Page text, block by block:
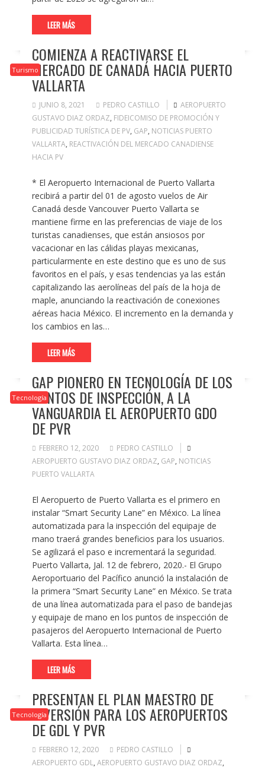
LEER MÁS
Turismo
COMIENZA A REACTIVARSE EL
MERCADO DE CANADÁ HACIA PUERTO
VALLARTA
JUNIO 8, 2021 PEDRO CASTILLO
AEROPUERTO
GUSTAVO DIAZ ORDAZ, FIDEICOMISO DE PROMOCIÓN Y
PUBLICIDAD TURÍSTICA DE PV, GAP, NOTICIAS PUERTO
VALLARTA, REACTIVACIÓN DEL MERCADO CANADIENSE
HACIA PV
* El Aeropuerto Internacional de Puerto Vallarta
recibirá a partir del 01 de agosto vuelos de Air
Canadá desde Vancouver Puerto Vallarta se
mantiene firme en las preferencias de viaje de los
turistas canadienses, que están ansiosos por
vacacionar en las cálidas playas mexicanas,
particularmente en este destino que es uno de sus
favoritos en el país, y esas tendencias ya las están
capitalizando las aerolíneas del país de la hoja de
maple, anunciando la reactivación de conexiones
aéreas hacia México. El incremento en la demanda y
los cambios en las…
LEER MÁS
Tecnología
GAP PIONERO EN TECNOLOGÍA DE LOS
PUNTOS DE INSPECCIÓN, A LA
VANGUARDIA EL AEROPUERTO GDO
DE PVR
FEBRERO 12, 2020
PEDRO CASTILLO
AEROPUERTO GUSTAVO DIAZ ORDAZ, GAP, NOTICIAS
PUERTO VALLARTA
El Aeropuerto de Puerto Vallarta es el primero en
instalar “Smart Security Lane” en México. La línea
automatizada para la inspección del equipaje de
mano traerá grandes beneficios para los usuarios.
Se agilizará el paso e incrementará la seguridad.
Puerto Vallarta, Jal. 12 de febrero, 2020.- El Grupo
Aeroportuario del Pacífico anunció la instalación de
la primera “Smart Security Lane” en México. Se trata
de una línea automatizada para el paso de bandejas
y equipaje de mano en los puntos de inspección de
pasajeros del Aeropuerto Internacional de Puerto
Vallarta. Esta línea…
LEER MÁS
Tecnología
PRESENTAN EL PLAN MAESTRO DE
INVERSIÓN PARA LOS AEROPUERTOS
DE GDL Y PVR
FEBRERO 12, 2020
PEDRO CASTILLO
AEROPUERTO GDL, AEROPUERTO GUSTAVO DIAZ ORDAZ,